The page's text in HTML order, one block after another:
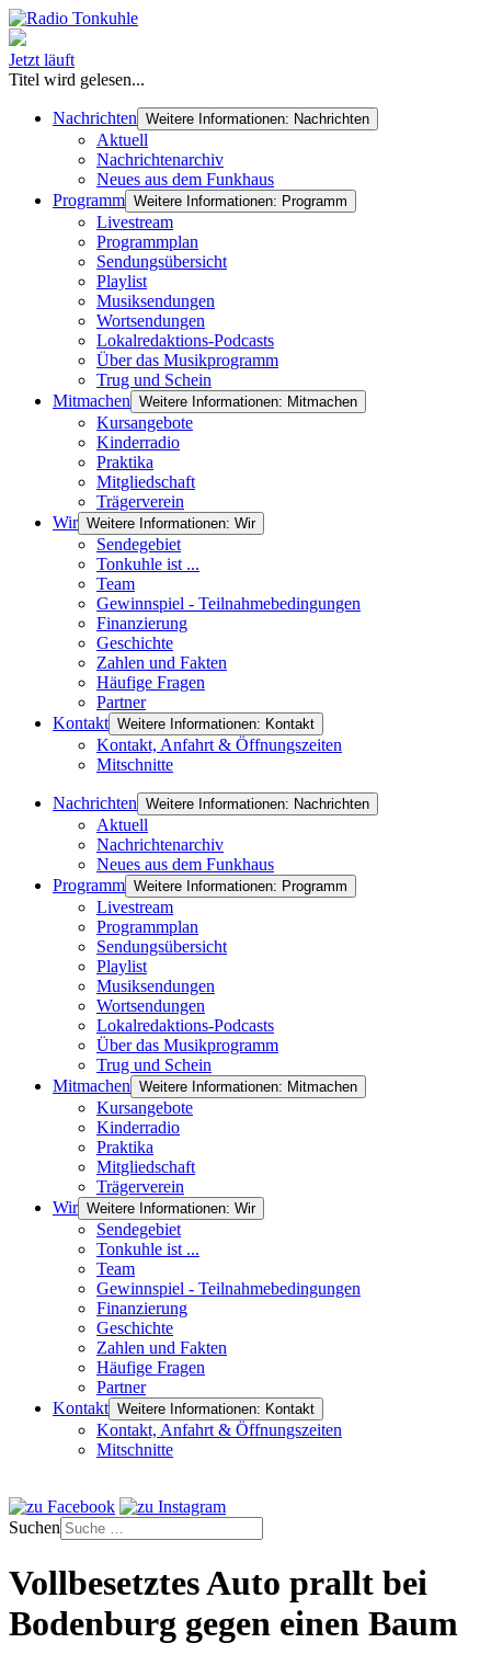
Jetzt läuft
Titel wird gelesen...
Nachrichten Weitere Informationen: Nachrichten
Aktuell
Nachrichtenarchiv
Neues aus dem Funkhaus
Programm Weitere Informationen: Programm
Livestream
Programmplan
Sendungsübersicht
Playlist
Musiksendungen
Wortsendungen
Lokalredaktions-Podcasts
Über das Musikprogramm
Trug und Schein
Mitmachen Weitere Informationen: Mitmachen
Kursangebote
Kinderradio
Praktika
Mitgliedschaft
Trägerverein
Wir Weitere Informationen: Wir
Sendegebiet
Tonkuhle ist ...
Team
Gewinnspiel - Teilnahmebedingungen
Finanzierung
Geschichte
Zahlen und Fakten
Häufige Fragen
Partner
Kontakt Weitere Informationen: Kontakt
Kontakt, Anfahrt & Öffnungszeiten
Mitschnitte
Nachrichten Weitere Informationen: Nachrichten
Aktuell
Nachrichtenarchiv
Neues aus dem Funkhaus
Programm Weitere Informationen: Programm
Livestream
Programmplan
Sendungsübersicht
Playlist
Musiksendungen
Wortsendungen
Lokalredaktions-Podcasts
Über das Musikprogramm
Trug und Schein
Mitmachen Weitere Informationen: Mitmachen
Kursangebote
Kinderradio
Praktika
Mitgliedschaft
Trägerverein
Wir Weitere Informationen: Wir
Sendegebiet
Tonkuhle ist ...
Team
Gewinnspiel - Teilnahmebedingungen
Finanzierung
Geschichte
Zahlen und Fakten
Häufige Fragen
Partner
Kontakt Weitere Informationen: Kontakt
Kontakt, Anfahrt & Öffnungszeiten
Mitschnitte
Suchen
Vollbesetztes Auto prallt bei
Bodenburg gegen einen Baum